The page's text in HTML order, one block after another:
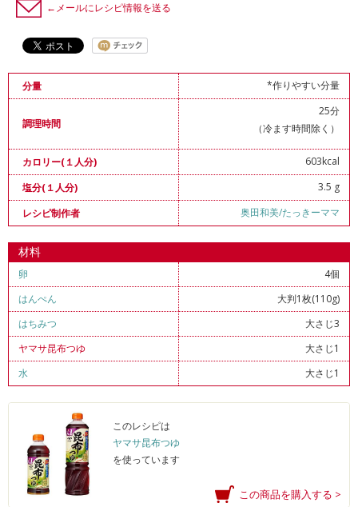
←メールにレシピ情報を送る
分量 *作りやすい分量
調理時間
25分
（冷ます時間除く）
カロリー(１人分)
603kcal
塩分(１人分)
3.5 g
レシピ制作者
奥田和美/たっきーママ
材料
卵
4個
はんぺん
大判1枚(110g)
はちみつ
大さじ3
ヤマサ昆布つゆ
大さじ1
水
大さじ1
このレシピは
ヤマサ昆布つゆ
を使っています
この商品を購入する >